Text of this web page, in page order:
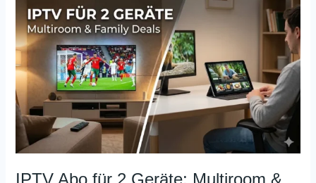
IPTV Abo für 2 Geräte: Multiroom &
Abo
für
2
Geräte:
Multiroom
&
Family
Deals